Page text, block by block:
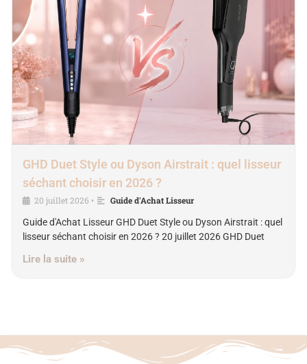
GHD Duet Style ou Dyson Airstrait : quel lisseur
séchant choisir en 2026 ?
20 juillet 2026 •
Guide d'Achat Lisseur
Guide d'Achat Lisseur GHD Duet Style ou Dyson Airstrait : quel
lisseur séchant choisir en 2026 ? 20 juillet 2026 GHD Duet
Lire la suite »